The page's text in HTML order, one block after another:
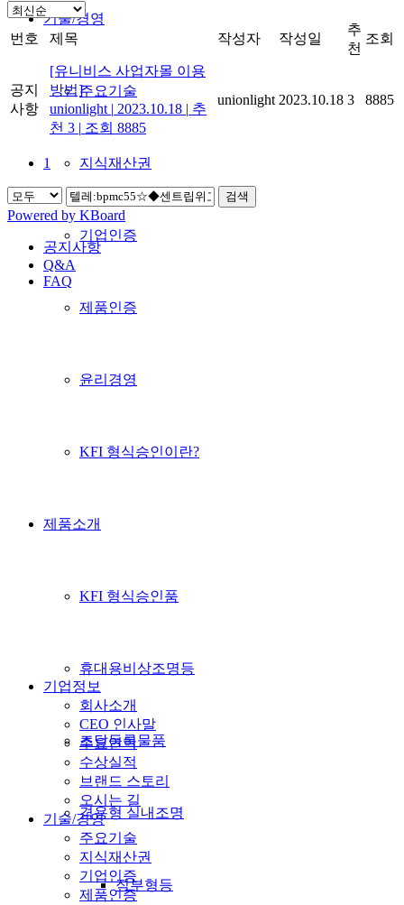
기술/경영
주요기술
지식재산권
기업인증
제품인증
윤리경영
KFI 형식승인이란?
제품소개
KFI 형식승인품
휴대용비상조명등
조달등록물품
겸용형 실내조명
직부형등
번호 제목 작성자 작성일
추
천
조회
공지
사항
[유니비스 사업자몰 이용
방법]
unionlight | 2023.10.18 | 추
천 3 | 조회 8885
unionlight 2023.10.18 3 8885
1
검색
Powered by KBoard
공지사항
Q&A
FAQ
기업정보
회사소개
CEO 인사말
주요연혁
수상실적
브랜드 스토리
오시는 길
기술/경영
주요기술
지식재산권
기업인증
제품인증